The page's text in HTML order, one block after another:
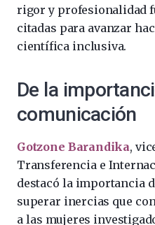
rigor y profesionalidad
citadas para avanzar
científica inclusiva.
De la
comunicación
Gotzone Barandika,
Transferencia e
destacó la importancia
superar inercias que
a las mujeres